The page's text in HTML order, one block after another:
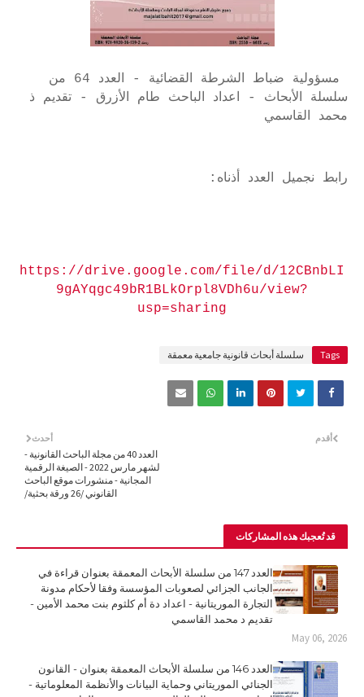
مسؤولية ضباط الشرطة القضائية - العدد 64 من
سلسلة الأبحاث - اعداد الباحث طام الأزرق - تقديم ذ
محمد القاسمي
رابط نجميل العدد أذناه:
https://drive.google.com/file/d/12CBnbLI
9gAYqgc49bR1BLkOrpl8VDh6u/view?
usp=sharing
Tags سلسلة أبحاث قانونية جامعية معمقة
أحدث
العدد 40 من مجلة الباحث القانونية -
لشهر مارس 2022 - الصيغة الرقمية
المجانية - منشورات موقع الباحث
القانوني /26 ورقة بحثية/
أقدم
قد تُعجبك هذه المشاركات
العدد 147 من سلسلة الأبحاث المعمقة بعنوان قراءة في
الجانب الجزائي لصعوبات المؤسسة وفقا لأحكام مدونة
التجارة الموريتانية - اعداد دة أم كلثوم بنت محمد الأمين -
تقديم د محمد القاسمي
May 06, 2026
العدد 146 من سلسلة الأبحاث المعمقة بعنوان - القانون
الجنائي الموريتاني وحماية البيانات والأنظمة المعلوماتية -